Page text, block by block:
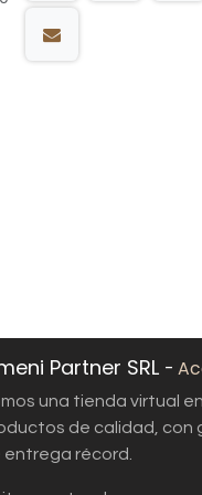
Partner SRL -
una tienda virtual
de calidad, con
entrega récord.